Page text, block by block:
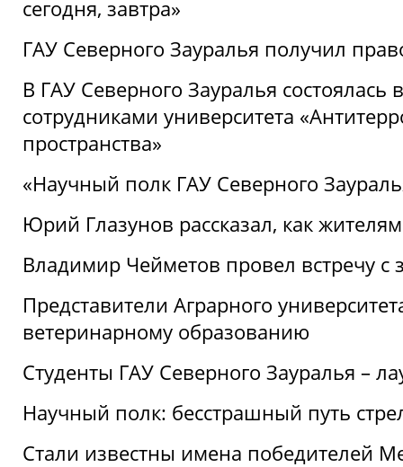
сегодня, завтра»
ГАУ Северного Зауралья получил
В ГАУ Северного Зауралья состоялась
сотрудниками университета
пространства»
«Научный полк ГАУ Северного
Юрий Глазунов рассказал, как
Владимир Чейметов провел встречу
Представители Аграрного
ветеринарному образованию
Студенты ГАУ Северного Зауралья –
Научный полк: бесстрашный путь
Стали известны имена победителей